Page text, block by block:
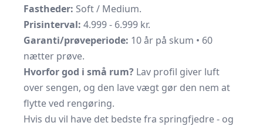
Fastheder: Soft / Medium.
Prisinterval: 4.999 - 6.999 kr.
Garanti/prøveperiode: 10 år på skum • 60
nætter prøve.
Hvorfor god i små rum? Lav profil giver luft
over sengen, og den lave vægt gør den nem at
flytte ved rengøring.
Hvis du vil have det bedste fra springfjedre - og